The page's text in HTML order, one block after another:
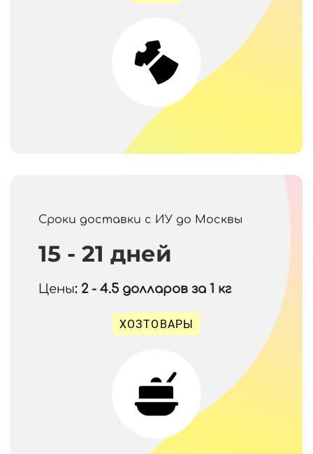
Сроки доставки с ИУ до Москвы
15 - 21 дней
Цены: 2 - 4.5 долларов за 1 кг
ХОЗТОВАРЫ